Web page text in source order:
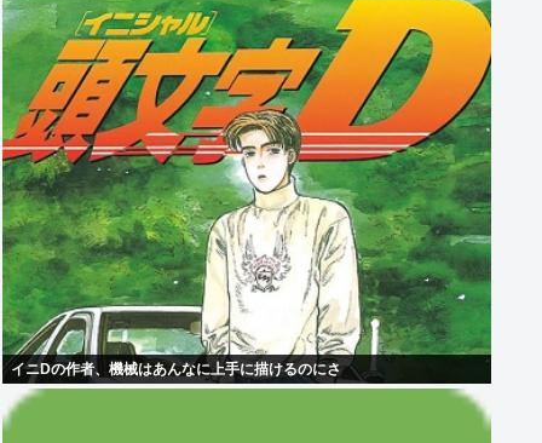
イニDの作者、機械はあんなに上手に描けるのにさ